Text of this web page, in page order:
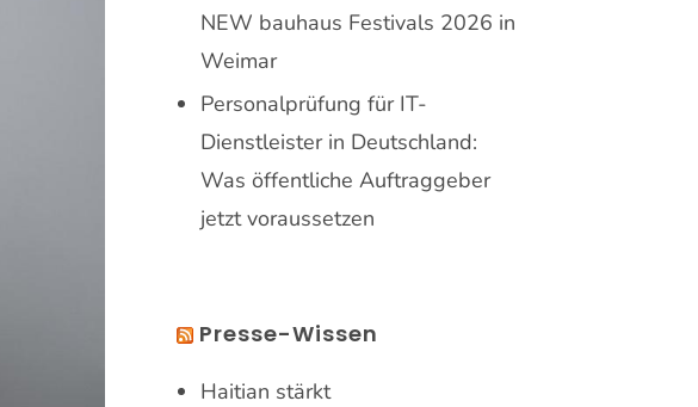
NEW bauhaus Festivals 2026 in
Weimar
Personalprüfung für IT-
Dienstleister in Deutschland:
Was öffentliche Auftraggeber
jetzt voraussetzen
Presse-Wissen
Haitian stärkt